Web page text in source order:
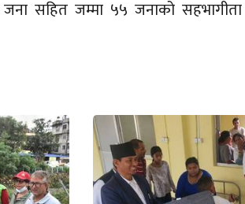
सहित जम्मा ५५ जनाको सहभागीता